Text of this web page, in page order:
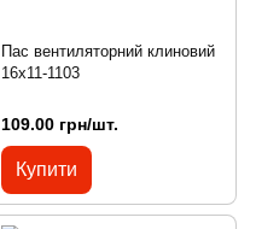
Пас вентиляторний клиновий
16х11-1103
109.00 грн/шт.
Купити